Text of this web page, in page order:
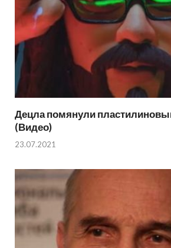
Децла помянули
(Видео)
23.07.2021